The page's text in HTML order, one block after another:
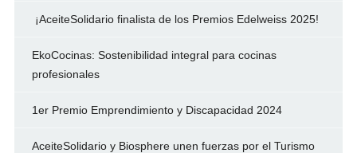
¡AceiteSolidario finalista de los Premios Edelweiss 2025!
EkoCocinas: Sostenibilidad integral para cocinas
profesionales
1er Premio Emprendimiento y Discapacidad 2024
AceiteSolidario y Biosphere unen fuerzas por el Turismo